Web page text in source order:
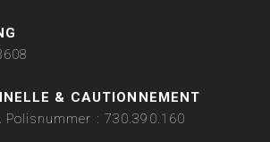
& CAUTIONNEMENT
Polisnummer : 730.390.160